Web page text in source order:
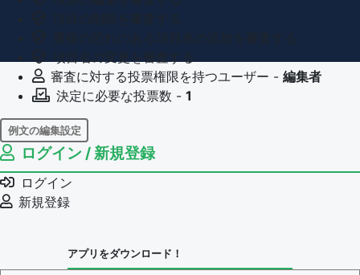
審査に対する投票権限を持つユーザー - 編集者
決定に必要な投票数 - 1
例文の編集設定
例文の編集権限を持つユーザー -
例文の削除を審査する
審査に対する投票権限を持つユーザー -
決定に必要な投票数 -
問題の編集権限を持つユーザー -すべてのユーザー
ログイン / 新規登録
ログイン
新規登録
アプリをダウンロード！